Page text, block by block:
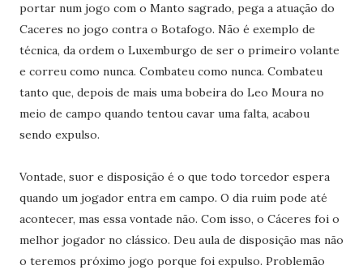
portar num jogo com o Manto sagrado, pega a atuação do
Caceres no jogo contra o Botafogo. Não é exemplo de
técnica, da ordem o Luxemburgo de ser o primeiro volante
e correu como nunca. Combateu como nunca. Combateu
tanto que, depois de mais uma bobeira do Leo Moura no
meio de campo quando tentou cavar uma falta, acabou
sendo expulso.
Vontade, suor e disposição é o que todo torcedor espera
quando um jogador entra em campo. O dia ruim pode até
acontecer, mas essa vontade não. Com isso, o Cáceres foi o
melhor jogador no clássico. Deu aula de disposição mas não
o teremos próximo jogo porque foi expulso. Problemão